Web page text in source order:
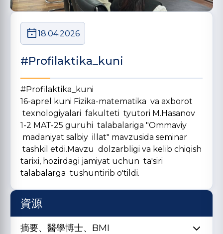
18.04.2026
#Profilaktika_kuni
#Profilaktika_kuni
16-aprel kuni Fizika-matematika va axborot
texnologiyalari fakulteti tyutori M.Hasanov
1-2 MAT-25 guruhi talabalariga "Ommaviy
madaniyat salbiy illat" mavzusida seminar
tashkil etdi.Mavzu dolzarbligi va kelib chiqish
tarixi, hozirdagi jamiyat uchun ta'siri
talabalarga tushuntirib o'tildi.
資源
摘要、醫學博士、BMI